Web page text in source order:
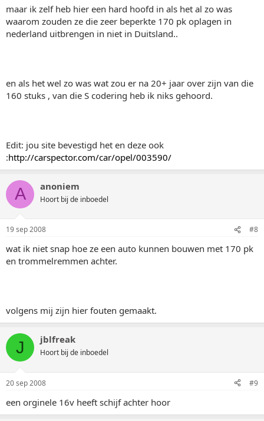
maar ik zelf heb hier een hard hoofd in als het al zo was
waarom zouden ze die zeer beperkte 170 pk oplagen in
nederland uitbrengen in niet in Duitsland..
en als het wel zo was wat zou er na 20+ jaar over zijn van die
160 stuks , van die S codering heb ik niks gehoord.
Edit: jou site bevestigd het en deze ook
:http://carspector.com/car/opel/003590/
A anoniem
Hoort bij de inboedel
19 sep 2008 #8
wat ik niet snap hoe ze een auto kunnen bouwen met 170 pk
en trommelremmen achter.
volgens mij zijn hier fouten gemaakt.
J jblfreak
Hoort bij de inboedel
20 sep 2008 #9
een orginele 16v heeft schijf achter hoor